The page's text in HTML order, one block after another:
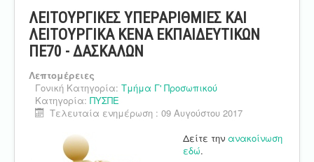
ΛΕΙΤΟΥΡΓΙΚΕΣ ΥΠΕΡΑΡΙΘΜΙΕΣ ΚΑΙ
ΛΕΙΤΟΥΡΓΙΚΑ ΚΕΝΑ ΕΚΠΑΙΔΕΥΤΙΚΩΝ
ΠΕ70 - ΔΑΣΚΑΛΩΝ
Λεπτομέρειες
Γονική Κατηγορία: Τμήμα Γ' Προσωπικού
Κατηγορία: ΠΥΣΠΕ
Τελευταία ενημέρωση : 09 Αυγούστου 2017
Δείτε την ανακοίνωση
εδώ.